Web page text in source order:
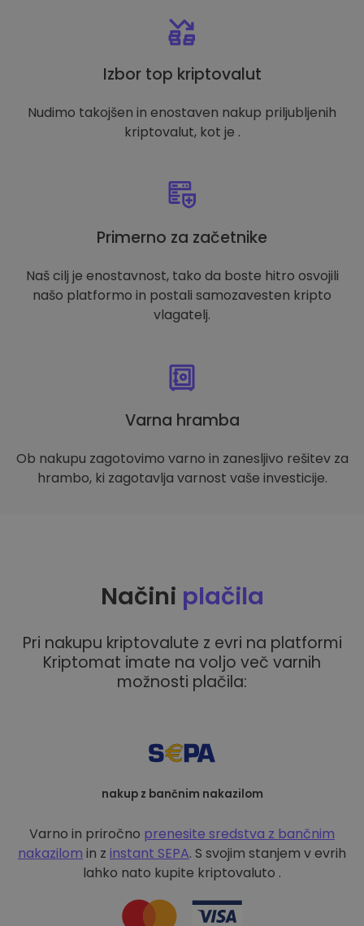
Izbor top kriptovalut
Nudimo takojšen in enostaven nakup priljubljenih
kriptovalut, kot je .
Primerno za začetnike
Naš cilj je enostavnost, tako da boste hitro osvojili
našo platformo in postali samozavesten kripto
vlagatelj.
Varna hramba
Ob nakupu zagotovimo varno in zanesljivo rešitev za
hrambo, ki zagotavlja varnost vaše investicije.
Načini plačila
Pri nakupu kriptovalute z evri na platformi
Kriptomat imate na voljo več varnih
možnosti plačila:
nakup z bančnim nakazilom
Varno in priročno prenesite sredstva z bančnim
nakazilom in z instant SEPA. S svojim stanjem v evrih
lahko nato kupite kriptovaluto .